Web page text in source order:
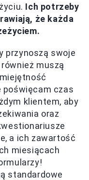
Ich potrzeby
że każda
przynoszą swoje
muszą
poświęcam czas
klientem, aby
oraz
a ich zawartość
miesiącach
standardowe